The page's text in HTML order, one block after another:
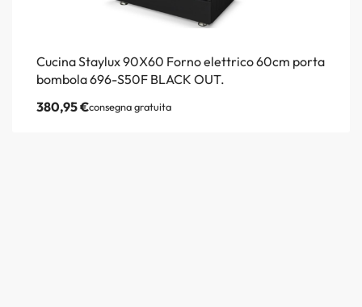
Cucina Staylux 90X60 Forno elettrico 60cm porta
bombola 696-S50F BLACK OUT.
380,95€consegna gratuita